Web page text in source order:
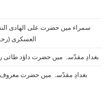
سمراء میں حضرت علی الھادی
العسکری
بغدادِ مقدّسہ میں حضرت داؤد طائی
بغدادِ مقدّسہ میں حضرت معروف